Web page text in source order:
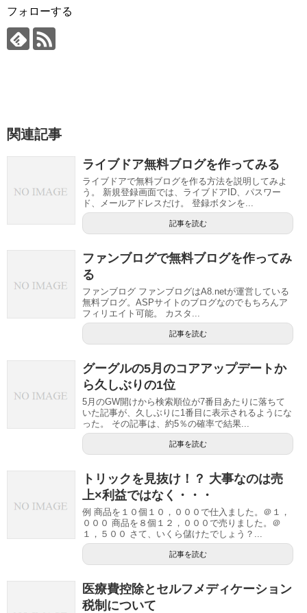
フォローする
関連記事
ライブドア無料ブログを作ってみる
ライブドアで無料ブログを作る方法を説明してみよ
う。 新規登録画面では、ライブドアID、パスワー
ド、メールアドレスだけ。 登録ボタンを...
記事を読む
ファンブログで無料ブログを作ってみ
る
ファンブログ ファンブログはA8.netが運営している
無料ブログ。ASPサイトのブログなのでもちろんア
フィリエイト可能。 カスタ...
記事を読む
グーグルの5月のコアアップデートか
ら久しぶりの1位
5月のGW開けから検索順位が7番目あたりに落ちて
いた記事が、久しぶりに1番目に表示されるようにな
った。 その記事は、約5％の確率で結果...
記事を読む
トリックを見抜け！？ 大事なのは売
上×利益ではなく・・・
例 商品を１０個１０，０００で仕入ました。＠１，
０００ 商品を８個１２，０００で売りました。＠
１，５００ さて、いくら儲けたでしょう？...
記事を読む
医療費控除とセルフメディケーション
税制について